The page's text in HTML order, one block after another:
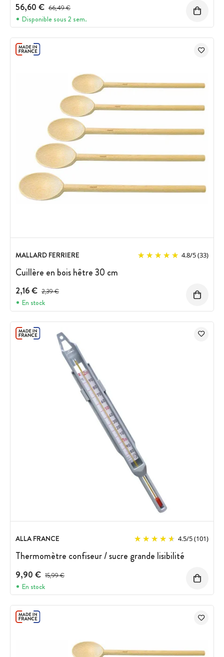
56,60 € Prix avant réduction :
66,49 €
Disponible sous 2 sem.
MALLARD FERRIERE 4.8/5(33)
Cuillère en bois hêtre 30 cm
2,16 € Prix avant réduction :
2,39 €
En stock
ALLA FRANCE 4.5/5(101)
Thermomètre confiseur / sucre grande lisibilité
9,90 € Prix avant réduction :
15,99 €
En stock